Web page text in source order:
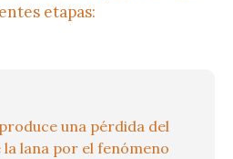
etapas:
una pérdida del
lana por el fenómeno